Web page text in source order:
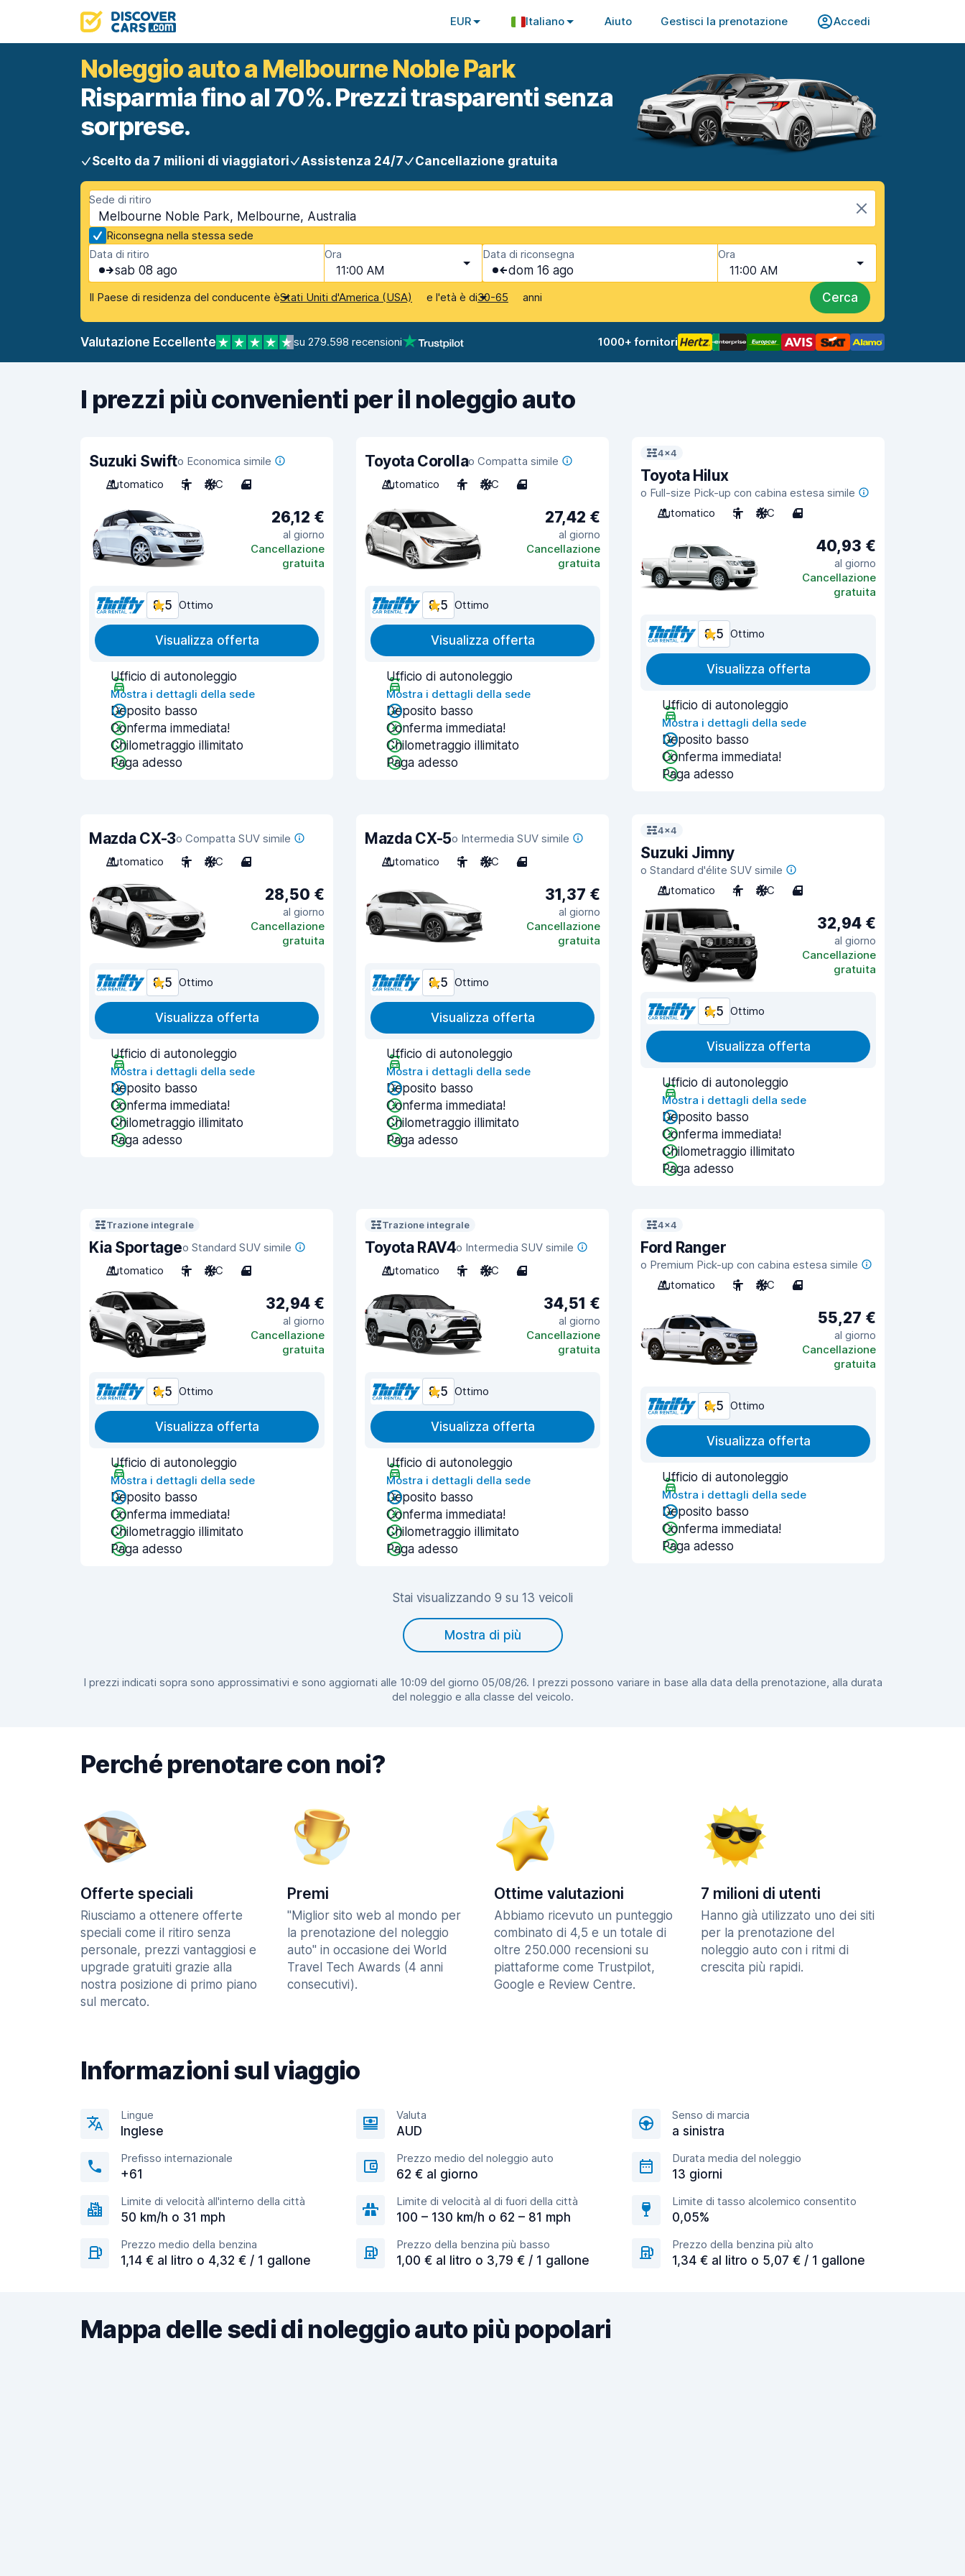
EUR Italiano Aiuto Gestisci la prenotazione Accedi
Noleggio auto a Melbourne Noble Park
Risparmia fino al 70%. Prezzi trasparenti senza
sorprese.
Scelto da 7 milioni di viaggiatori Assistenza 24/7 Cancellazione gratuita
Sede di ritiro
Melbourne Noble Park, Melbourne, Australia
Riconsegna nella stessa sede
Data di ritiro
sab 08 ago
Ora
11:00 AM
Data di riconsegna
dom 16 ago
Ora
11:00 AM
Il Paese di residenza del conducente èStati Uniti d'America (USA) e l'età è di30-65 anni Cerca
Valutazione Eccellente su 279.598 recensioni 1000+ fornitori
I prezzi più convenienti per il noleggio auto
Suzuki Swifto Economica simile
Automatico
5 A/C 4
26,12 €
al giorno
Cancellazione
gratuita
8,5 Ottimo
Visualizza offerta
Ufficio di autonoleggio
Mostra i dettagli della sede
Deposito basso
Conferma immediata!
Chilometraggio illimitato
Paga adesso
Toyota Corollao Compatta simile
Automatico
4 A/C 4
27,42 €
al giorno
Cancellazione
gratuita
8,5 Ottimo
Visualizza offerta
Ufficio di autonoleggio
Mostra i dettagli della sede
Deposito basso
Conferma immediata!
Chilometraggio illimitato
Paga adesso
4x4
Toyota Hilux
o Full-size Pick-up con cabina estesa simile
Automatico
5 A/C 4
40,93 €
al giorno
Cancellazione
gratuita
8,5 Ottimo
Visualizza offerta
Ufficio di autonoleggio
Mostra i dettagli della sede
Deposito basso
Conferma immediata!
Paga adesso
Mazda CX-3o Compatta SUV simile
Automatico
5 A/C 4
28,50 €
al giorno
Cancellazione
gratuita
8,5 Ottimo
Visualizza offerta
Ufficio di autonoleggio
Mostra i dettagli della sede
Deposito basso
Conferma immediata!
Chilometraggio illimitato
Paga adesso
Mazda CX-5o Intermedia SUV simile
Automatico
5 A/C 4
31,37 €
al giorno
Cancellazione
gratuita
8,5 Ottimo
Visualizza offerta
Ufficio di autonoleggio
Mostra i dettagli della sede
Deposito basso
Conferma immediata!
Chilometraggio illimitato
Paga adesso
4x4
Suzuki Jimny
o Standard d'élite SUV simile
Automatico
4 A/C 4
32,94 €
al giorno
Cancellazione
gratuita
8,5 Ottimo
Visualizza offerta
Ufficio di autonoleggio
Mostra i dettagli della sede
Deposito basso
Conferma immediata!
Chilometraggio illimitato
Paga adesso
Trazione integrale
Kia Sportageo Standard SUV simile
Automatico
5 A/C 4
32,94 €
al giorno
Cancellazione
gratuita
8,5 Ottimo
Visualizza offerta
Ufficio di autonoleggio
Mostra i dettagli della sede
Deposito basso
Conferma immediata!
Chilometraggio illimitato
Paga adesso
Trazione integrale
Toyota RAV4o Intermedia SUV simile
Automatico
5 A/C 4
34,51 €
al giorno
Cancellazione
gratuita
8,5 Ottimo
Visualizza offerta
Ufficio di autonoleggio
Mostra i dettagli della sede
Deposito basso
Conferma immediata!
Chilometraggio illimitato
Paga adesso
4x4
Ford Ranger
o Premium Pick-up con cabina estesa simile
Automatico
5 A/C 4
55,27 €
al giorno
Cancellazione
gratuita
8,5 Ottimo
Visualizza offerta
Ufficio di autonoleggio
Mostra i dettagli della sede
Deposito basso
Conferma immediata!
Paga adesso
Stai visualizzando 9 su 13 veicoli
Mostra di più
I prezzi indicati sopra sono approssimativi e sono aggiornati alle 10:09 del giorno 05/08/26. I prezzi possono variare in base alla data della prenotazione, alla durata
del noleggio e alla classe del veicolo.
Perché prenotare con noi?
Offerte speciali
Riusciamo a ottenere offerte
speciali come il ritiro senza
personale, prezzi vantaggiosi e
upgrade gratuiti grazie alla
nostra posizione di primo piano
sul mercato.
Premi
"Miglior sito web al mondo per
la prenotazione del noleggio
auto" in occasione dei World
Travel Tech Awards (4 anni
consecutivi).
Ottime valutazioni
Abbiamo ricevuto un punteggio
combinato di 4,5 e un totale di
oltre 250.000 recensioni su
piattaforme come Trustpilot,
Google e Review Centre.
7 milioni di utenti
Hanno già utilizzato uno dei siti
per la prenotazione del
noleggio auto con i ritmi di
crescita più rapidi.
Informazioni sul viaggio
Lingue
Inglese
Valuta
AUD
Senso di marcia
a sinistra
Prefisso internazionale
+61
Prezzo medio del noleggio auto
62 € al giorno
Durata media del noleggio
13 giorni
Limite di velocità all'interno della città
50 km/h o 31 mph
Limite di velocità al di fuori della città
100 – 130 km/h o 62 – 81 mph
Limite di tasso alcolemico consentito
0,05%
Prezzo medio della benzina
1,14 € al litro o 4,32 € / 1 gallone
Prezzo della benzina più basso
1,00 € al litro o 3,79 € / 1 gallone
Prezzo della benzina più alto
1,34 € al litro o 5,07 € / 1 gallone
Mappa delle sedi di noleggio auto più popolari